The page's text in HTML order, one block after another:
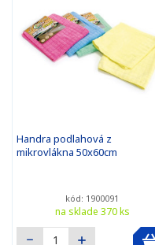
Handra podlahová z
mikrovlákna 50x60cm
kód: 1900091
na sklade 370 ks